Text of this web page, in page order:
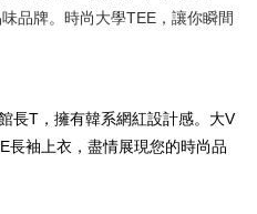
品牌。時尚大學TEE，讓你瞬間
長T，擁有韓系網紅設計感。大V
長袖上衣，盡情展現您的時尚品